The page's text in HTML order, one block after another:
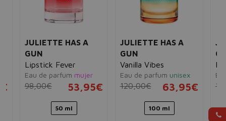
JULIETTE HAS A
GUN
Lipstick Fever
Eau de parfum mujer
98,00€ 53,95€
50 ml
JULIETTE HAS A
GUN
Vanilla Vibes
Eau de parfum unisex
120,00€ 63,95€
100 ml